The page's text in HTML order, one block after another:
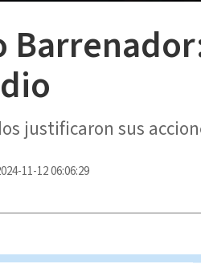
justificaron sus
11-12 06:06:29